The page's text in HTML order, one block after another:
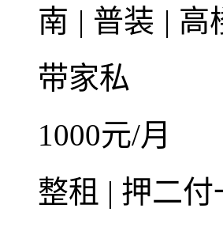
南 | 普装 | 高
带家私
1000元/月
整租 | 押二付